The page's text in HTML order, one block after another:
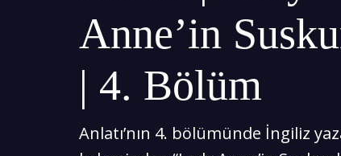
Anne’in
| 4. Bölüm
Anlatı’nın 4. bölümünde İngiliz